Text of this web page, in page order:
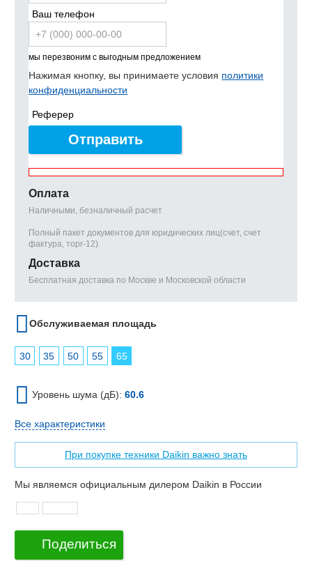
Ваш телефон
мы перезвоним с выгодным предложением
Нажимая кнопку, вы принимаете условия политики
конфиденциальности
Реферер
Отправить
Оплата
Наличными, безналичный расчет
Полный пакет документов для юридических лиц(счет, счет
фактура, торг-12)
Доставка
Бесплатная доставка по Москве и Московской области
Обслуживаемая площадь
30 35 50 55 65
Уровень шума (дБ): 60.6
Все характеристики
При покупке техники Daikin важно знать
Мы являемся официальным дилером Daikin в России
Поделиться